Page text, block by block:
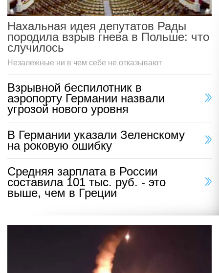
Нахальная идея депутатов Рады
породила взрыв гнева в Польше: что
случилось
Незалежные ни в чем себе не отказывают
Взрывной беспилотник в
аэропорту Германии назвали
угрозой нового уровня
В Германии указали Зеленскому
на роковую ошибку
Средняя зарплата в России
составила 101 тыс. руб. - это
выше, чем в Греции